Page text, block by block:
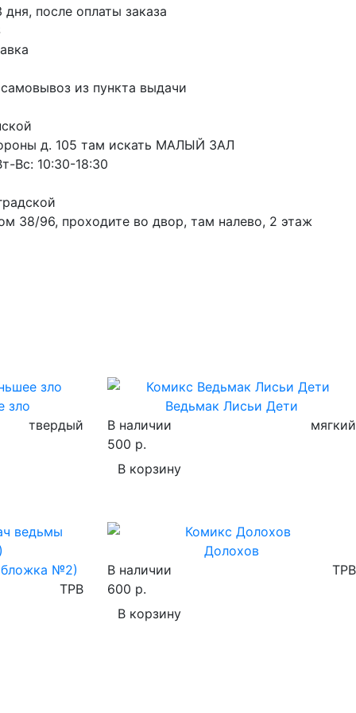
после оплаты заказа
из пункта выдачи
д. 105 там искать МАЛЫЙ ЗАЛ
Вс: 10:30-18:30
38/96, проходите во двор, там налево, 2 этаж
зло
твердый
Ведьмак Лисьи Дети
В наличии
мягкий
500 р.
В корзину
№2)
TPB
Долохов
В наличии
TPB
600 р.
В корзину